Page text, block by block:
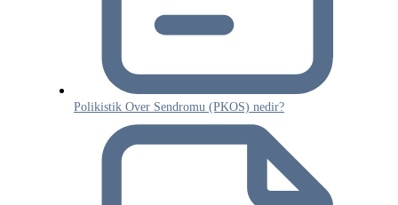
Polikistik Over Sendromu (PKOS) nedir?